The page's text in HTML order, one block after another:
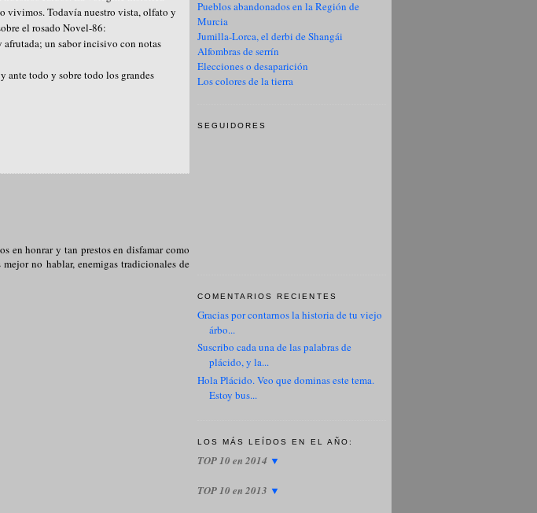
vivimos. Todavía nuestro vista, olfato y
el rosado Novel-86:
afrutada; un sabor incisivo con notas
ante todo y sobre todo los grandes
en honrar y tan prestos en disfamar como
no hablar, enemigas tradicionales de
Pueblos abandonados en la Región de
Murcia
Jumilla-Lorca, el derbi de Shangái
Alfombras de serrín
Elecciones o desaparición
Los colores de la tierra
SEGUIDORES
COMENTARIOS RECIENTES
Gracias por contarnos la historia de tu viejo
árbo...
Suscribo cada una de las palabras de
plácido, y la...
Hola Plácido. Veo que dominas este tema.
Estoy bus...
LOS MÁS LEÍDOS EN EL AÑO:
TOP 10 en 2014 ▼
TOP 10 en 2013 ▼